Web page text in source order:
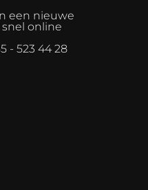
een nieuwe
online
- 523 44 28